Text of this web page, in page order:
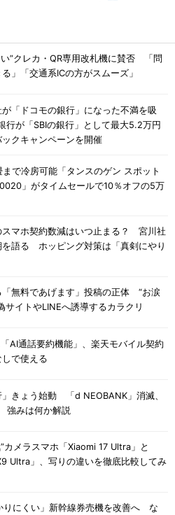
”クレカ・QR専用改札機に賛否 「問
」「交通系ICの方がスムーズ」
「ドコモの銀行」になった不満を吸
が「SBIの銀行」として最大5.2万円
クキャンペーンを開催
で冷房可能「タンスのゲン スポット
」がタイムセールで10％オフの5万
スマホ契約数減はいつ止まる？ 宮川社
を語る ホッピング対策は「真剣にやり
「無料であげます」投稿の正体 “お涙
サイトやLINEへ誘導するカラクリ
AI通話要約機能」、楽天モバイル契約
で使える
」きょう始動 「d NEOBANK」消滅、
みは何か解説
カメラスマホ「Xiaomi 17 Ultra」と
Ultra」、写りの違いを徹底比較してみ
りにくい」新幹線券売機を改善へ な